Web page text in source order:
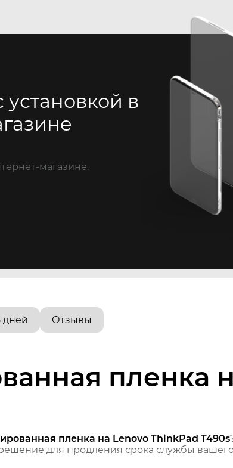
в
магазине.
дней Отзывы
пленка
пленка на Lenovo ThinkPad T490s
для продления срока службы вашего